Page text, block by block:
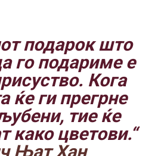
подарок што
го подариме е
Кога
ќе ги прегрне
тие ќе
како цветови.“
Њат Хан